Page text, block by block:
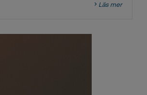
Läs mer